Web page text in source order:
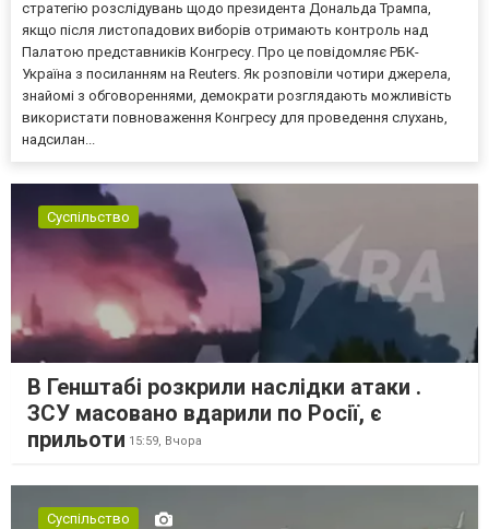
стратегію розслідувань щодо президента Дональда Трампа,
якщо після листопадових виборів отримають контроль над
Палатою представників Конгресу. Про це повідомляє РБК-
Україна з посиланням на Reuters. Як розповіли чотири джерела,
знайомі з обговореннями, демократи розглядають можливість
використати повноваження Конгресу для проведення слухань,
надсилан...
Суспільство
В Генштабі розкрили наслідки атаки .
ЗСУ масовано вдарили по Росії, є
прильоти 15:59, Вчора
Суспільство